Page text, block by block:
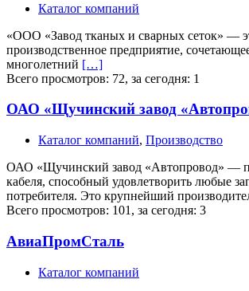
Каталог компаний
«ООО «Завод тканых и сварных сеток» —
производственное предприятие,
многолетний […]
Всего просмотров: 72, за сегодня: 1
ОАО «Щучинский завод
Каталог компаний, Производство
ОАО «Щучинский завод «Автопровод» —
кабеля, способный удовлетворить любые
потребителя. Это крупнейший
Всего просмотров: 101, за сегодня: 3
АвиаПромСталь
Каталог компаний